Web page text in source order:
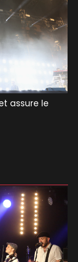
assure le